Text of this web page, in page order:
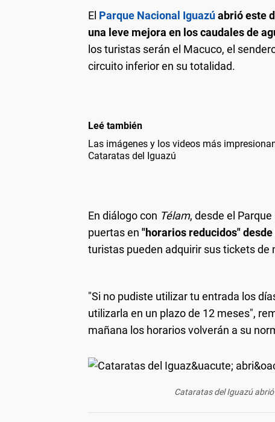
El Parque Nacional Iguazúabrió este
una leve mejora en los caudales de
los turistas serán el Macuco, el
circuito inferior en su totalidad.
Leé también
Las imágenes y los videos más
Cataratas del Iguazú
En diálogo con Télam, desde el
puertas en "horarios reducidos"
turistas pueden adquirir sus tickets de
"Si no pudiste utilizar tu entrada los
utilizarla en un plazo de 12 meses",
mañana los horarios volverán a su
Cataratas del Iguazú